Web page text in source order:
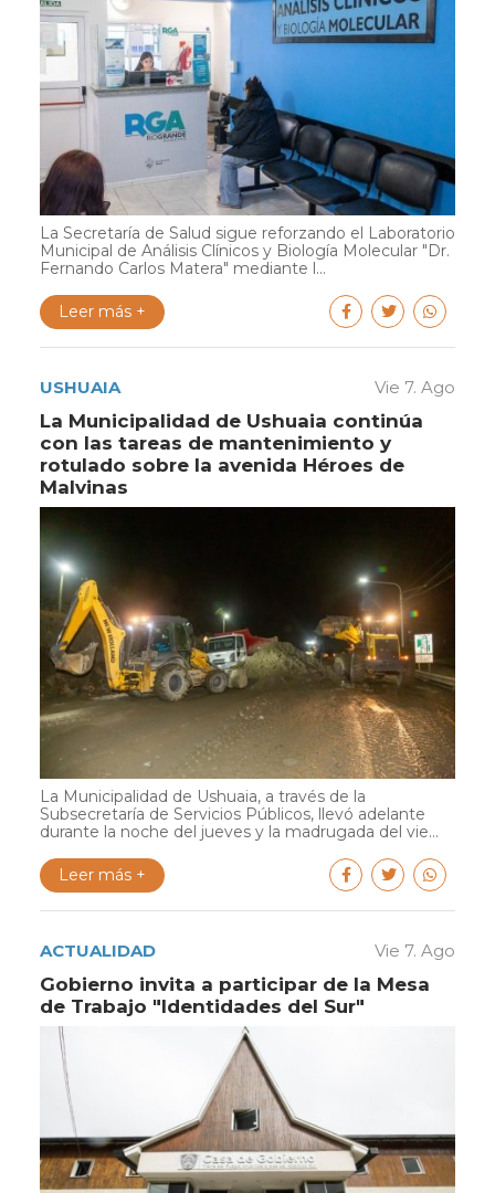
La Secretaría de Salud sigue reforzando el Laboratorio
Municipal de Análisis Clínicos y Biología Molecular "Dr.
Fernando Carlos Matera" mediante l...
Leer más +
USHUAIA Vie 7. Ago
La Municipalidad de Ushuaia continúa
con las tareas de mantenimiento y
rotulado sobre la avenida Héroes de
Malvinas
La Municipalidad de Ushuaia, a través de la
Subsecretaría de Servicios Públicos, llevó adelante
durante la noche del jueves y la madrugada del vie...
Leer más +
ACTUALIDAD Vie 7. Ago
Gobierno invita a participar de la Mesa
de Trabajo "Identidades del Sur"